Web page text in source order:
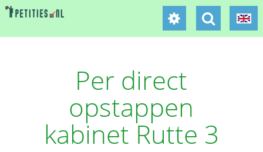
Per direct
opstappen
kabinet Rutte 3